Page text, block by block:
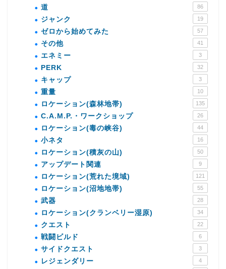
道 86
ジャンク 19
ゼロから始めてみた 57
その他 41
エネミー 3
PERK 32
キャップ 3
重量 10
ロケーション(森林地帯) 135
C.A.M.P.・ワークショップ 26
ロケーション(毒の峡谷) 44
小ネタ 16
ロケーション(積灰の山) 50
アップデート関連 9
ロケーション(荒れた境域) 121
ロケーション(沼地地帯) 55
武器 28
ロケーション(クランベリー湿原) 34
クエスト 22
戦闘ビルド 6
サイドクエスト 3
レジェンダリー 4